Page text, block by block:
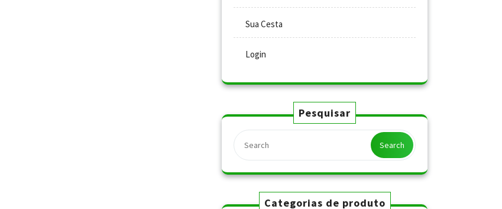
Sua Cesta
Login
Pesquisar
Search
Categorias de produto